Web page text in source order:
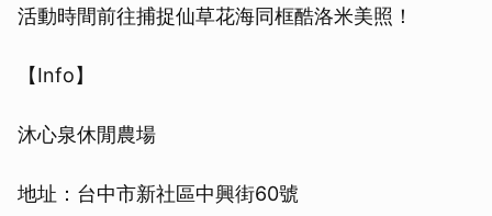
活動時間前往捕捉仙草花海同框酷洛米美照！
【Info】
沐心泉休閒農場
地址：台中市新社區中興街60號